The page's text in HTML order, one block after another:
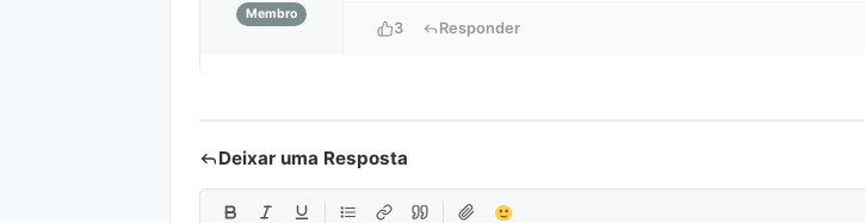
Membro
3 Responder
Deixar uma Resposta